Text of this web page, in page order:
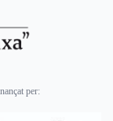
per: